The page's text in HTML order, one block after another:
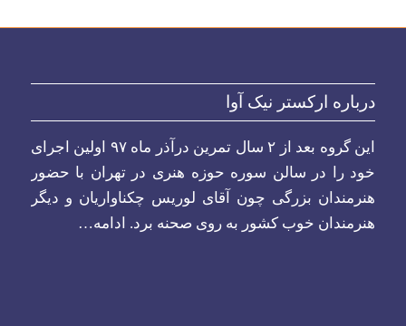
درباره ارکستر نیک آوا
این گروه بعد از ۲ سال تمرین درآذر ماه ۹۷ اولین اجرای
خود را در سالن سوره حوزه هنری در تهران با حضور
هنرمندان بزرگی چون آقای لوریس چکناواریان و دیگر
هنرمندان خوب کشور به روی صحنه برد. ادامه…